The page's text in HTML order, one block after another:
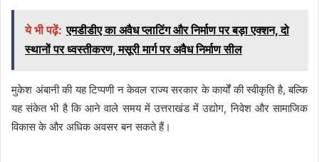
ये भी पढ़ें: एमडीडीए का अवैध प्लाटिंग और निर्माण पर बड़ा एक्शन, दो
स्थानों पर ध्वस्तीकरण, मसूरी मार्ग पर अवैध निर्माण सील
मुकेश अंबानी की यह टिप्पणी न केवल राज्य सरकार के कार्यों की स्वीकृति है, बल्कि
यह संकेत भी है कि आने वाले समय में उत्तराखंड में उद्योग, निवेश और सामाजिक
विकास के और अधिक अवसर बन सकते हैं।